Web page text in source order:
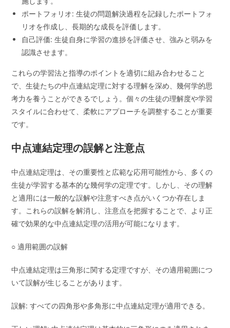
ポートフォリオ: 生徒の問題解決過程を記録したポートフォ
リオを作成し、長期的な成長を評価します。
自己評価: 生徒自身に学習の進捗を評価させ、強みと弱みを
認識させます。
これらの学習法と指導のポイントを適切に組み合わせること
で、生徒たちの中点連結定理に対する理解を深め、幾何学的思
考力を養うことができるでしょう。個々の生徒の理解度や学習
スタイルに合わせて、柔軟にアプローチを調整することが重要
です。
中点連結定理の誤解と注意点
中点連結定理は、その重要性と広範な応用可能性から、多くの
生徒が学習する基本的な幾何学の定理です。しかし、その理解
と適用には一般的な誤解や注意すべき点がいくつか存在しま
す。これらの誤解を解消し、注意点を把握することで、より正
確で効果的な中点連結定理の活用が可能になります。
○ 適用範囲の誤解
中点連結定理は三角形に関する定理ですが、その適用範囲につ
いて誤解が生じることがあります。
誤解: すべての四角形や多角形に中点連結定理が適用できる。